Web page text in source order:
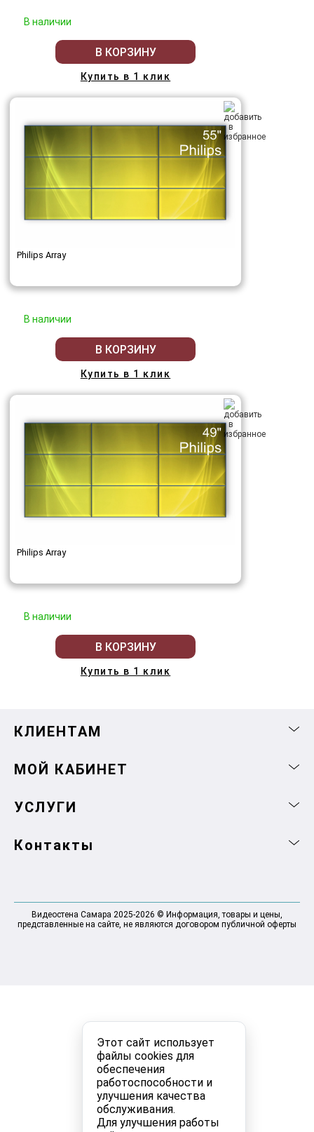
Этот сайт использует
файлы cookies для
обеспечения
работоспособности и
улучшения качества
обслуживания.
Для улучшения работы
В наличии
В КОРЗИНУ
Купить в 1 клик
Philips Array
В наличии
В КОРЗИНУ
Купить в 1 клик
Philips Array
В наличии
В КОРЗИНУ
Купить в 1 клик
КЛИЕНТАМ
МОЙ КАБИНЕТ
УСЛУГИ
Контакты
Видеостена Самара 2025-2026 © Информация, товары и цены,
представленные на сайте, не являются договором публичной оферты